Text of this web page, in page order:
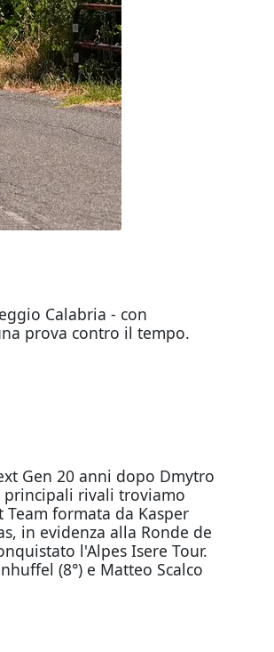
Calabria - con
prova contro il tempo.
Gen 20 anni dopo Dmytro
principali rivali troviamo
formata da Kasper
in evidenza alla Ronde de
l'Alpes Isere Tour.
(8°) e Matteo Scalco